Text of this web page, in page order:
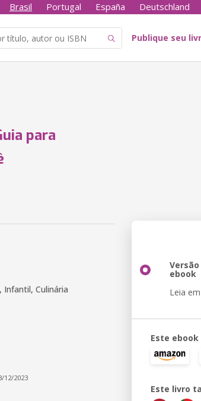
Brasil Portugal España Deutschland
Publique seu
para
Infantil, Culinária
12/2023
Versão
ebook
Leia
Este
Este livro